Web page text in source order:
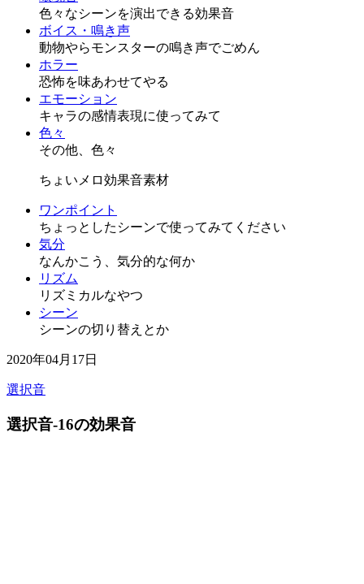
色々なシーンを演出できる効果音
ボイス・鳴き声
動物やらモンスターの鳴き声でごめん
ホラー
恐怖を味あわせてやる
エモーション
キャラの感情表現に使ってみて
色々
その他、色々
ちょいメロ効果音素材
ワンポイント
ちょっとしたシーンで使ってみてください
気分
なんかこう、気分的な何か
リズム
リズミカルなやつ
シーン
シーンの切り替えとか
2020年04月17日
選択音
選択音-16の効果音